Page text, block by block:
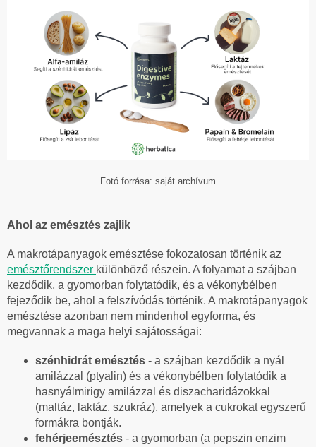
Fotó forrása: saját archívum
Ahol az emésztés zajlik
A makrotápanyagok emésztése fokozatosan történik az
emésztőrendszer különböző részein. A folyamat a szájban
kezdődik, a gyomorban folytatódik, és a vékonybélben
fejeződik be, ahol a felszívódás történik. A makrotápanyagok
emésztése azonban nem mindenhol egyforma, és
megvannak a maga helyi sajátosságai:
szénhidrát emésztés - a szájban kezdődik a nyál
amilázzal (ptyalin) és a vékonybélben folytatódik a
hasnyálmirigy amilázzal és diszacharidázokkal
(maltáz, laktáz, szukráz), amelyek a cukrokat egyszerű
formákra bontják.
fehérjeemésztés - a gyomorban (a pepszin enzim